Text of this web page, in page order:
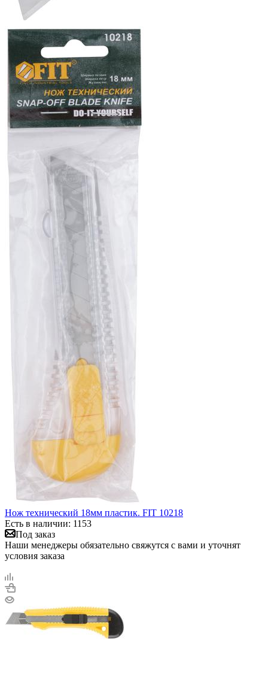
Нож технический 18мм пластик. FIT 10218
Есть в наличии: 1153
Под заказ
Наши менеджеры обязательно свяжутся с вами и уточнят
условия заказа